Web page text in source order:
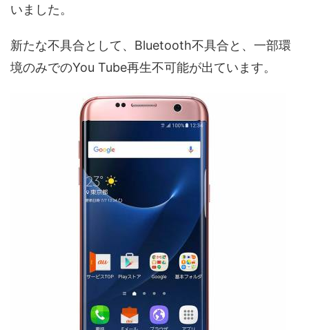
いました。
新たな不具合として、Bluetooth不具合と、一部環
境のみでのYou Tube再生不可能が出ています。